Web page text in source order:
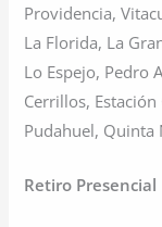
Providencia,
La Florida, La
Lo Espejo, Pedro
Cerrillos,
Pudahuel, Quinta
Retiro Presencial